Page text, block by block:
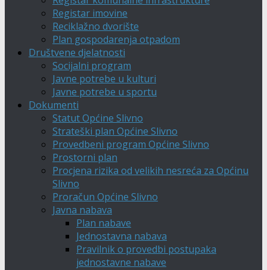
Registar imovine
Reciklažno dvorište
Plan gospodarenja otpadom
Društvene djelatnosti
Socijalni program
Javne potrebe u kulturi
Javne potrebe u sportu
Dokumenti
Statut Općine Slivno
Strateški plan Općine Slivno
Provedbeni program Općine Slivno
Prostorni plan
Procjena rizika od velikih nesreća za Općinu
Slivno
Proračun Općine Slivno
Javna nabava
Plan nabave
Jednostavna nabava
Pravilnik o provedbi postupaka
jednostavne nabave